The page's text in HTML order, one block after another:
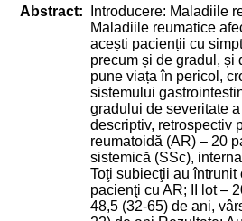
Abstract:
Introducere: Maladiile
Maladiile reumatice
acești pacienții cu
precum și de gradul, și
pune viața în pericol,
sistemului
gradului de severitate
descriptiv, retrospectiv
reumatoidă (AR) – 20
sistemică (SSc),
Toţi subiecţii au
pacienţi cu AR; II lot –
48,5 (32-65) de ani,